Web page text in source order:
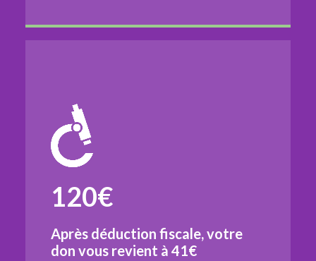
120€
Après déduction fiscale, votre
don vous revient à 41€